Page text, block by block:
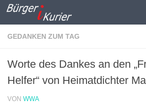
Zum Inhalt springen
GEDANKEN ZUM TAG
Worte des Dankes an den
Helfer“ von Heimatdichter
VON WWA